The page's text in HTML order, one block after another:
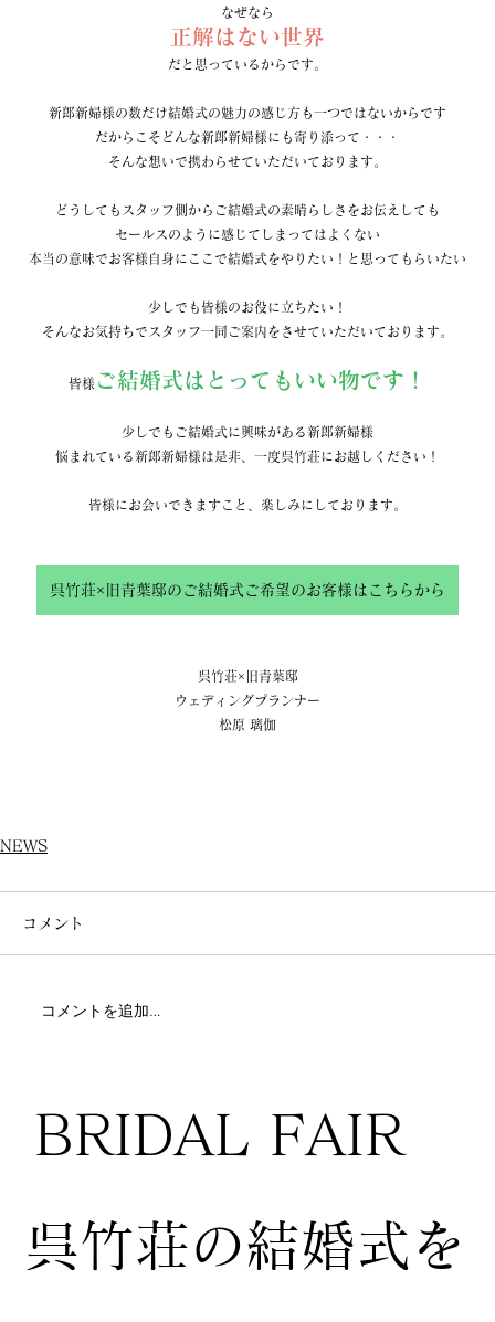
なぜなら
正解はない世界
だと思っているからです。
新郎新婦様の数だけ結婚式の魅力の感じ方も一つではないからです
だからこそどんな新郎新婦様にも寄り添って・・・
そんな想いで携わらせていただいております。
どうしてもスタッフ側からご結婚式の素晴らしさをお伝えしても
セールスのように感じてしまってはよくない
本当の意味でお客様自身にここで結婚式をやりたい！と思ってもらいたい
少しでも皆様のお役に立ちたい！
そんなお気持ちでスタッフ一同ご案内をさせていただいております。
皆様 ご結婚式はとってもいい物です！
少しでもご結婚式に興味がある新郎新婦様
悩まれている新郎新婦様は是非、一度呉竹荘にお越しください！
皆様にお会いできますこと、楽しみにしております。
呉竹荘×旧青葉邸のご結婚式ご希望のお客様はこちらから
呉竹荘×旧青葉邸
ウェディングプランナー
松原 璃伽
NEWS
コメント
コメントを追加…
BRIDAL FAIR
​呉竹荘の結婚式を